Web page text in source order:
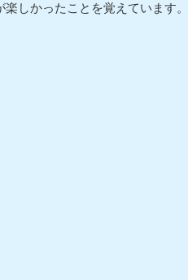
しかったことを覚えています。